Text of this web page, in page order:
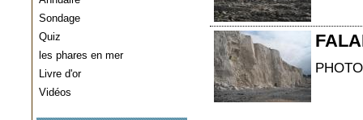
Sondage
Quiz
les phares en mer
Livre d'or
Vidéos